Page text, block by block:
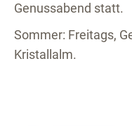
Genussabend statt.
Sommer: Freitags,
Kristallalm.